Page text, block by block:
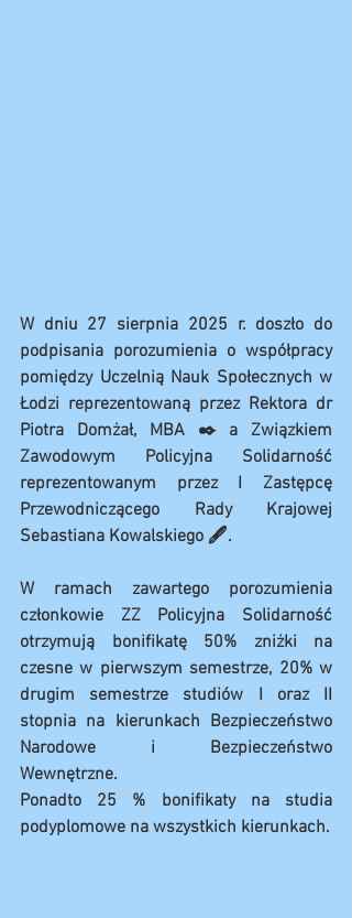
W dniu 27 sierpnia 2025 r. doszło do
podpisania porozumienia o współpracy
pomiędzy Uczelnią Nauk Społecznych w
Łodzi reprezentowaną przez Rektora dr
Piotra Domżał, MBA ✒️ a Związkiem
Zawodowym Policyjna Solidarność
reprezentowanym przez I Zastępcę
Przewodniczącego Rady Krajowej
Sebastiana Kowalskiego 🖋️.
W ramach zawartego porozumienia
członkowie ZZ Policyjna Solidarność
otrzymują bonifikatę 50% zniżki na
czesne w pierwszym semestrze, 20% w
drugim semestrze studiów I oraz II
stopnia na kierunkach Bezpieczeństwo
Narodowe i Bezpieczeństwo
Wewnętrzne.
Ponadto 25 % bonifikaty na studia
podyplomowe na wszystkich kierunkach.